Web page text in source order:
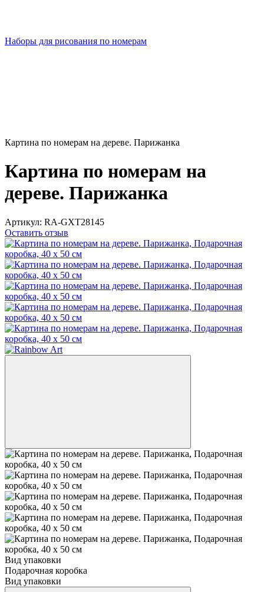
Наборы для рисования по номерам
Картина по номерам на дереве. Парижанка
Картина по номерам на
дереве. Парижанка
Артикул: RA-GXT28145
Оставить отзыв
Вид упаковки
Подарочная коробка
Вид упаковки